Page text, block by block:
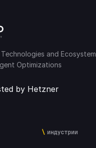
and Ecosystem
Optimizations
индустрии